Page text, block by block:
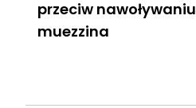
przeciw nawoływaniu
muezzina